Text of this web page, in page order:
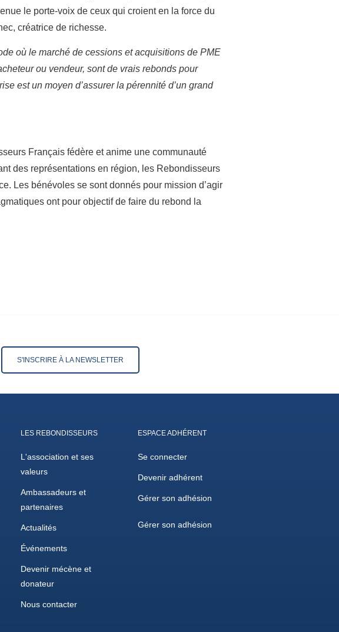
le porte-voix de ceux qui croient en la force du
créatrice de richesse.
où le marché de cessions et acquisitions de PME
ou vendeur, sont de vrais rebonds pour
est un moyen d’assurer la pérennité d’un grand
Français fédère et anime une communauté
des représentations en région, les Rebondisseurs
Les bénévoles se sont donnés pour mission d’agir
ont pour objectif de faire du rebond la
S'INSCRIRE À LA NEWSLETTER
LES REBONDISSEURS
L'association et ses
valeurs
Ambassadeurs et
partenaires
Actualités
Événements
Devenir mécène et
donateur
Nous contacter
ESPACE ADHÉRENT
Se connecter
Devenir adhérent
Gérer son adhésion
Gérer son adhésion